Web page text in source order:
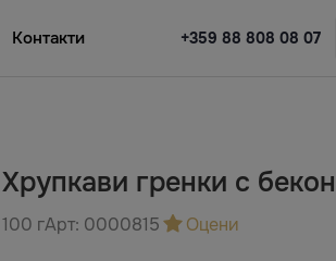
Контакти +359 88 808 08 07
Хрупкави гренки с
100 гАрт: 0000815 Оцени